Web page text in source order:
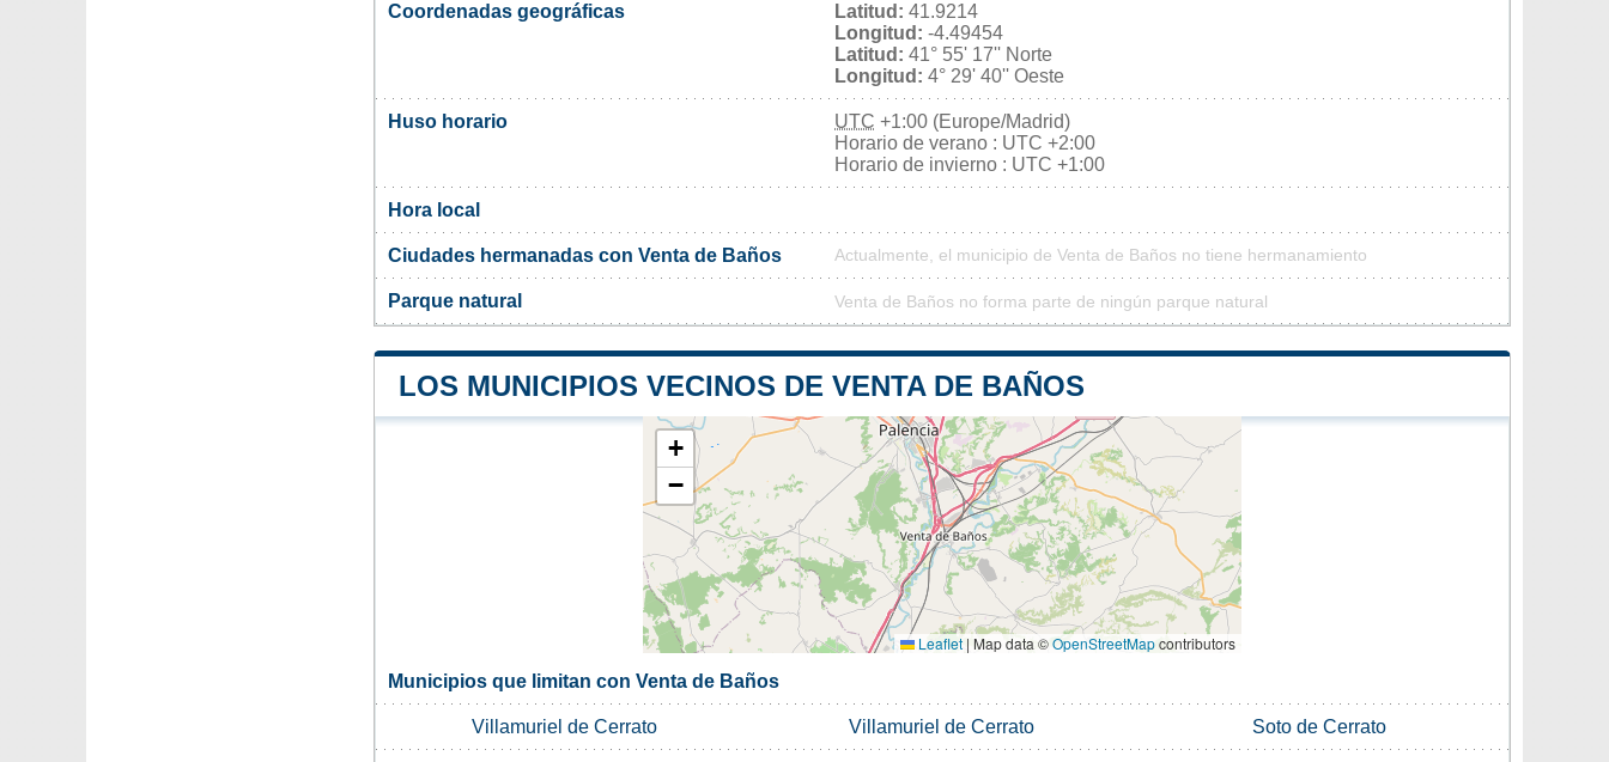
Coordenadas geográficas Latitud: 41.9214
Longitud: -4.49454
Latitud: 41° 55' 17'' Norte
Longitud: 4° 29' 40'' Oeste
Huso horario UTC +1:00 (Europe/Madrid)
Horario de verano : UTC +2:00
Horario de invierno : UTC +1:00
Hora local
Ciudades hermanadas con Venta de Baños Actualmente, el municipio de Venta de Baños no tiene hermanamiento
Parque natural Venta de Baños no forma parte de ningún parque natural
LOS MUNICIPIOS VECINOS DE VENTA DE BAÑOS
+
−
Leaflet | Map data ©OpenStreetMapcontributors
Municipios que limitan con Venta de Baños
Villamuriel de Cerrato Villamuriel de Cerrato Soto de Cerrato